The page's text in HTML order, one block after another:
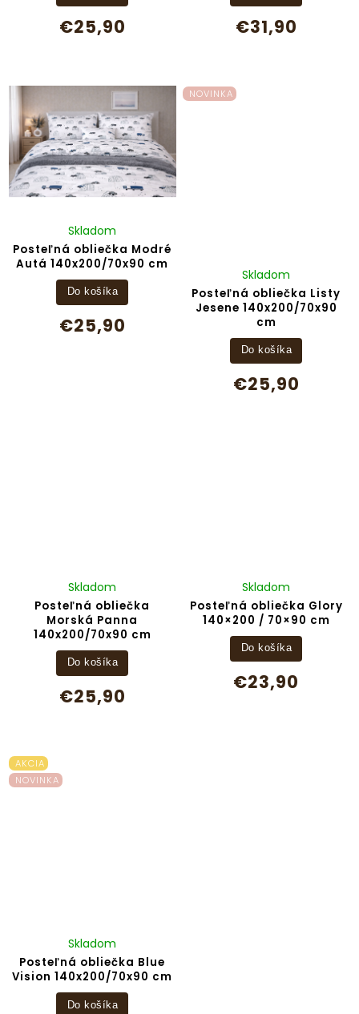
€25,90 €31,90
Posteľná obliečka Modré
Autá 140x200/70x90 cm
Skladom
€25,90
Do košíka
NOVINKA
Posteľná obliečka Listy
Jesene 140x200/70x90
cm
Skladom
€25,90
Do košíka
Posteľná obliečka
Morská Panna
140x200/70x90 cm
Skladom
€25,90
Do košíka
Posteľná obliečka Glory
140×200 / 70×90 cm
Skladom
€23,90
Do košíka
AKCIA
NOVINKA
Posteľná obliečka Blue
Vision 140x200/70x90 cm
Skladom
Do košíka